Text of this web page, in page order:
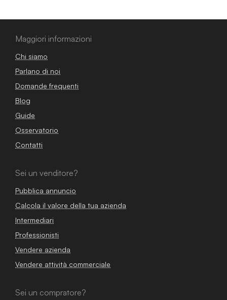
Maggiori informazioni
Chi siamo
Parlano di noi
Domande frequenti
Blog
Guide
Osservatorio
Contatti
Sei un venditore?
Pubblica annuncio
Calcola il valore della tua azienda
Intermediari
Professionisti
Vendere azienda
Vendere attività commerciale
Sei un compratore?